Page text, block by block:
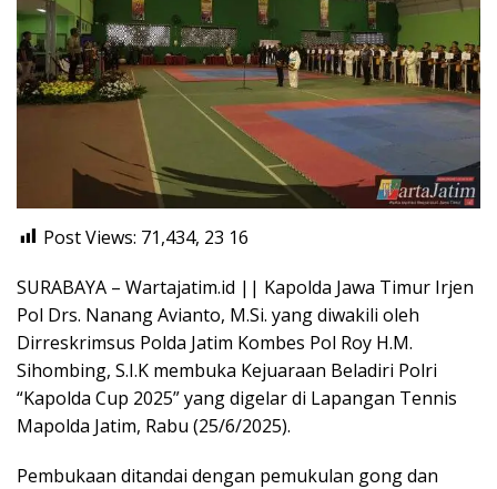
Post Views: 71,434, 23 16
SURABAYA – Wartajatim.id || Kapolda Jawa Timur Irjen
Pol Drs. Nanang Avianto, M.Si. yang diwakili oleh
Dirreskrimsus Polda Jatim Kombes Pol Roy H.M.
Sihombing, S.I.K membuka Kejuaraan Beladiri Polri
“Kapolda Cup 2025” yang digelar di Lapangan Tennis
Mapolda Jatim, Rabu (25/6/2025).
Pembukaan ditandai dengan pemukulan gong dan